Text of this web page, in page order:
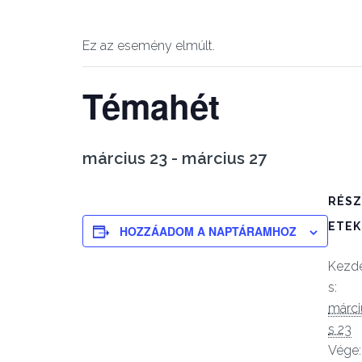
Ez az esemény elmúlt.
Témahét
március 23 - március 27
HOZZÁADOM A NAPTÁRAMHOZ
ETEK
s:
s 23
Vége: